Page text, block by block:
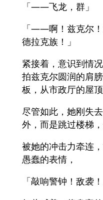
「——飞龙，群」
「――啊！兹克尔
德拉克族！」
紧接着，意识到情
拍兹克尔圆润的肩
板，从市政厅的屋顶
尽管如此，她刚失
外，而是跳过楼梯
被她的冲击力牵连
愚蠢的表情，
「敲响警钟！敌袭